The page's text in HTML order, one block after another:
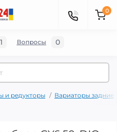
0
и редукторы Вариаторы задние
1 Вопросы 0